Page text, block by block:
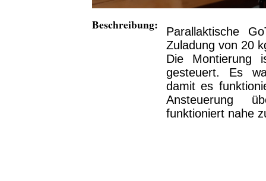
Beschreibung:
Parallaktische
Zuladung von 20
Die Montierung
gesteuert. Es
damit es
Ansteuerung
funktioniert nahe